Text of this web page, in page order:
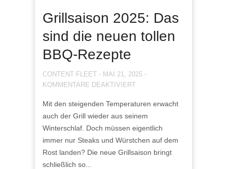
Grillsaison 2025: Das
sind die neuen tollen
BBQ-Rezepte
CONTENT FLEET - MAI 21, 2025 -
KOMMENTARE DEAKTIVIERTFÜR
2025:
DAS
SIND
DIE
Mit den steigenden Temperaturen erwacht
auch der Grill wieder aus seinem
Winterschlaf. Doch müssen eigentlich
immer nur Steaks und Würstchen auf dem
Rost landen? Die neue Grillsaison bringt
schließlich so...